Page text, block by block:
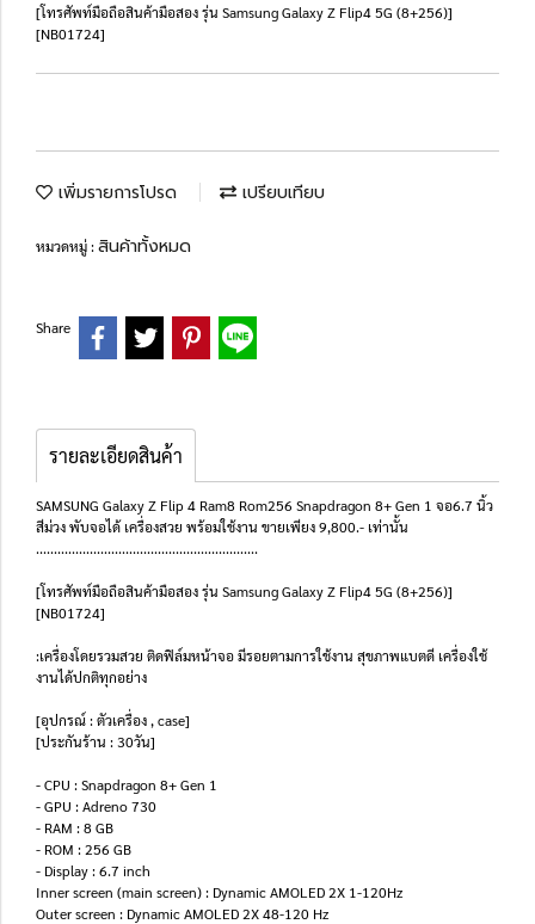
[โทรศัพท์มือถือสินค้ามือสอง รุ่น Samsung Galaxy Z Flip4 5G (8+256)]
[NB01724]
เพิ่มรายการโปรด เปรียบเทียบ
หมวดหมู่ :สินค้าทั้งหมด
Share
รายละเอียดสินค้า
SAMSUNG Galaxy Z Flip 4 Ram8 Rom256 Snapdragon 8+ Gen 1 จอ6.7 นิ้ว
สีม่วง พับจอได้ เครื่องสวย พร้อมใช้งาน ขายเพียง 9,800.- เท่านั้น
..............................................................
[โทรศัพท์มือถือสินค้ามือสอง รุ่น Samsung Galaxy Z Flip4 5G (8+256)]
[NB01724]
:เครื่องโดยรวมสวย ติดฟิล์มหน้าจอ มีรอยตามการใช้งาน สุขภาพแบตดี เครื่องใช้
งานได้ปกติทุกอย่าง
[อุปกรณ์ : ตัวเครื่อง , case]
[ประกันร้าน : 30วัน]
- CPU : Snapdragon 8+ Gen 1
- GPU : Adreno 730
- RAM : 8 GB
- ROM : 256 GB
- Display : 6.7 inch
Inner screen (main screen) : Dynamic AMOLED 2X 1-120Hz
Outer screen : Dynamic AMOLED 2X 48-120 Hz